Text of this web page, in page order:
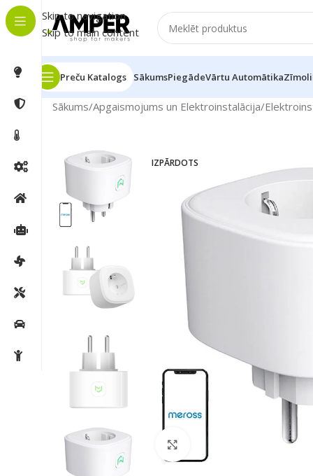
Skip to navigation
Skip to main content
Preču Katalogs SākumsPiegādeVārtu AutomātikaZīmoli
Sākums/Apgaismojums un Elektroinstalācija/
IZPĀRDOTS
Noklikšķiniet, lai